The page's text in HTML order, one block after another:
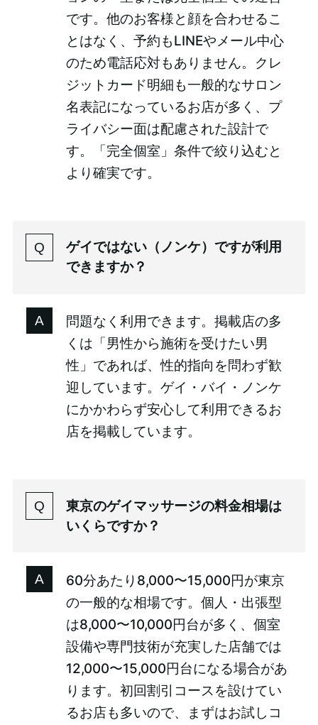
です。他のお客様と顔を合わせるこ
とはなく、予約もLINEやメール中心
のため電話応対もありません。クレ
ジットカード明細も一般的なサロン
名表記になっているお店が多く、プ
ライバシー面は配慮された設計で
す。「完全個室」条件で絞り込むと
より確実です。
ゲイではない（ノンケ）ですが利用
できますか？
問題なく利用できます。掲載店の多
くは「男性から施術を受けたい男
性」であれば、性的指向を問わず歓
迎しています。ゲイ・バイ・ノンケ
にかかわらず安心して利用できるお
店を掲載しています。
東京のゲイマッサージの料金相場は
いくらですか？
60分あたり8,000〜15,000円が東京
の一般的な相場です。個人・出張型
は8,000〜10,000円台が多く、個室
設備や専門技術が充実した店舗では
12,000〜15,000円台になる場合があ
ります。初回割引コースを設けてい
るお店も多いので、まずはお試しコ